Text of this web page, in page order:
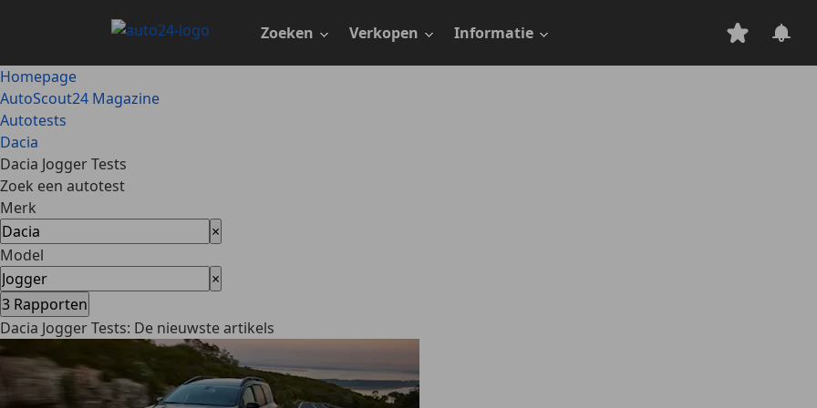
Zoeken Verkopen Informatie
Homepage
AutoScout24 Magazine
Autotests
Dacia
Dacia Jogger Tests
Zoek een autotest
Merk
×
Model
×
3 Rapporten
Dacia Jogger Tests: De nieuwste artikels